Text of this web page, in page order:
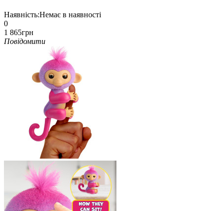
Наявність:Немає в наявності
0
1 865грн
Повідомити